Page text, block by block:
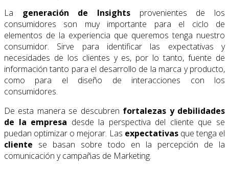
La generación de Insights provenientes de los
consumidores son muy importante para el ciclo de
elementos de la experiencia que queremos tenga nuestro
consumidor. Sirve para identificar las expectativas y
necesidades de los clientes y es, por lo tanto, fuente de
información tanto para el desarrollo de la marca y producto,
como para el diseño de interacciones con los
consumidores.
De esta manera se descubren fortalezas y debilidades
de la empresa desde la perspectiva del cliente que se
puedan optimizar o mejorar. Las expectativasque tenga el
cliente se basan sobre todo en la percepción de la
comunicación y campañas de Marketing.